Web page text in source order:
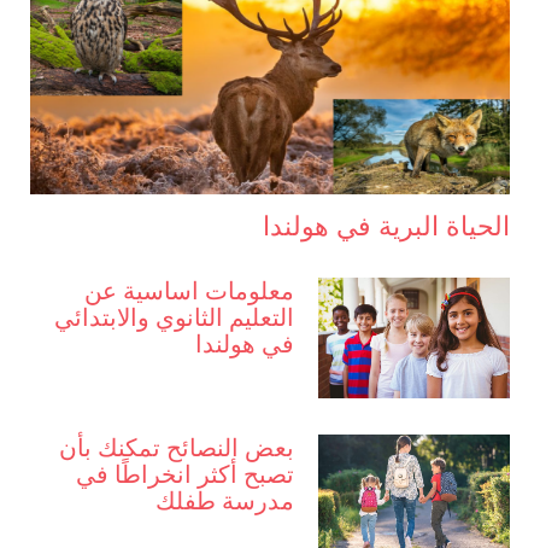
الحياة البرية في هولندا
معلومات اساسية عن
التعليم الثانوي والابتدائي
في هولندا
بعض النصائح تمكنك بأن
تصبح أكثر انخراطًا في
مدرسة طفلك